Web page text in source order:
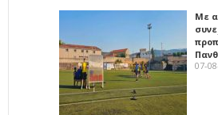
Με
07-